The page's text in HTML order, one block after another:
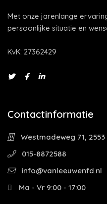
Met onze jarenlange
persoonlijke situatie en
KvK: 27362429
Contactinformatie
Westmadeweg 71,
015-8872588
info@vanleeuwenfd.nl
Ma - Vr 9:00 - 17:00